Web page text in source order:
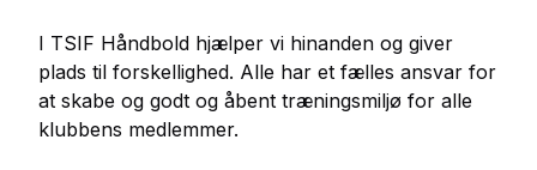
I TSIF Håndbold hjælper vi hinanden og giver
plads til forskellighed. Alle har et fælles ansvar for
at skabe og godt og åbent træningsmiljø for alle
klubbens medlemmer.